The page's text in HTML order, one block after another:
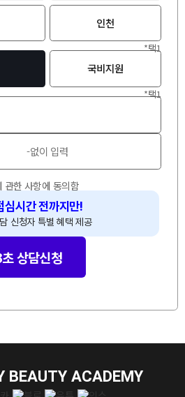
인천
*택1
국비지원
*택1
관한 사항에 동의함
심시간 전까지만!
신청자 특별 혜택 제공
상담신청
BEAUTY ACADEMY